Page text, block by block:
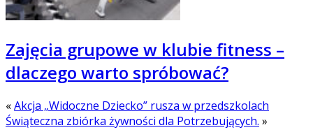
Zajęcia grupowe w klubie fitness –
dlaczego warto spróbować?
«Akcja „Widoczne Dziecko” rusza w przedszkolach
Świąteczna zbiórka żywności dla Potrzebujących. »